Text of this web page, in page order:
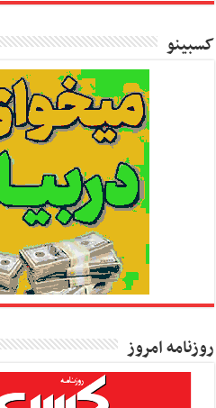
کسبینو
روزنامه امروز